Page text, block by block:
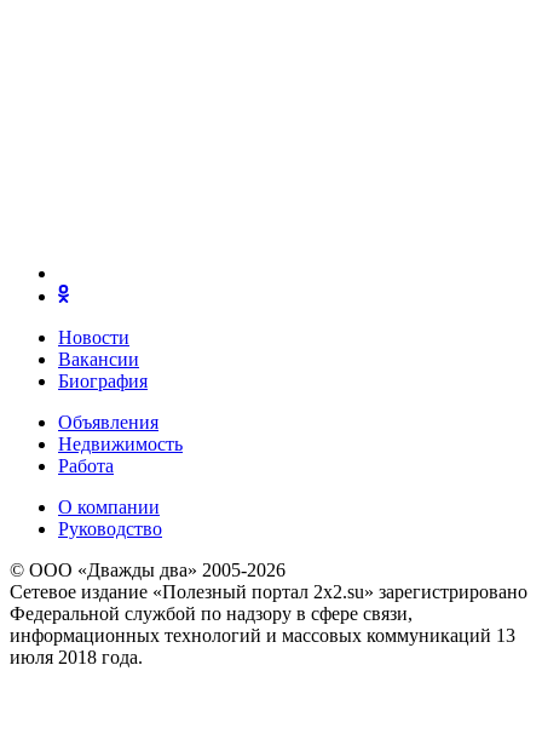
Новости
Вакансии
Биография
Объявления
Недвижимость
Работа
О компании
Руководство
© ООО «Дважды два» 2005-2026
Сетевое издание «Полезный портал 2x2.su» зарегистрировано
Федеральной службой по надзору в сфере связи,
информационных технологий и массовых коммуникаций 13
июля 2018 года.